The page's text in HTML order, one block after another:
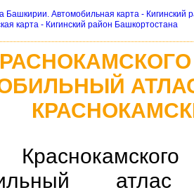
Башкирии. Автомобильная карта - Кигинский
карта - Кигинский район Башкортостана